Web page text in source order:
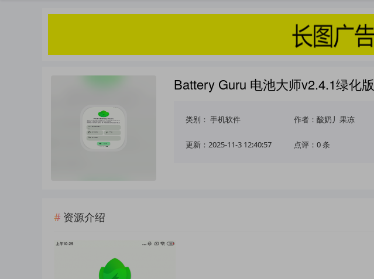
Battery Guru 电池大师v2.4.1绿化版
类别： 手机软件 作者：酸奶丿果冻
更新：2025-11-3 12:40:57 点评：0 条
资源介绍